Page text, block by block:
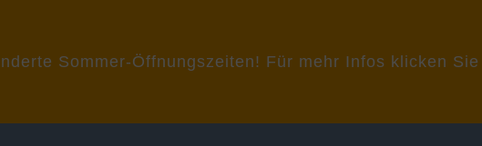
Sommer-Öffnungszeiten! Für mehr Infos klicken Sie